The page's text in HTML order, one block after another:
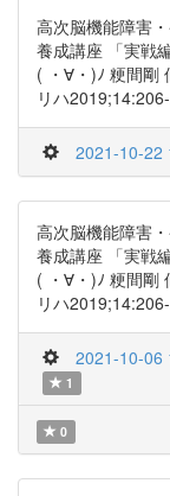
高次脳機能障害
養成講座 「実戦
( ・∀・)ﾉ 粳間剛
リハ
2021-10-22
高次脳機能障害
養成講座 「実戦
( ・∀・)ﾉ 粳間剛
リハ
2021-10-06
1
0